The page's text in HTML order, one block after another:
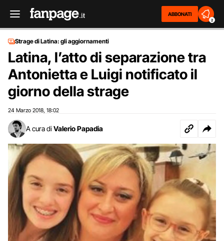
ABBONATI
2
Strage di Latina: gli aggiornamenti
Latina, l’atto di separazione tra
Antonietta e Luigi notificato il
giorno della strage
24 Marzo 2018 18:02
A cura di Valerio Papadia